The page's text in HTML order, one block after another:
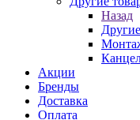
Назад
Акции
Бренды
Доставка
Оплата